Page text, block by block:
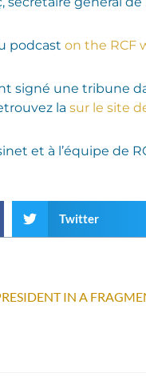
podcast on the RCF
signé une tribune
la sur le site
et à l’équipe de
Twitter
IN A